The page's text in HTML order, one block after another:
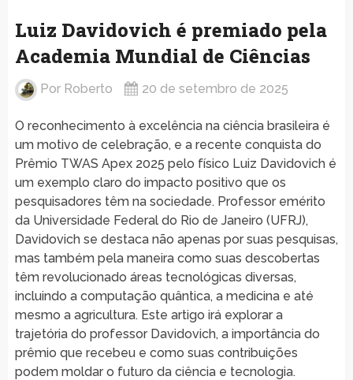
Luiz Davidovich é premiado pela
Academia Mundial de Ciências
Por Roberto 20 de setembro de 2025
O reconhecimento à excelência na ciência brasileira é
um motivo de celebração, e a recente conquista do
Prêmio TWAS Apex 2025 pelo físico Luiz Davidovich é
um exemplo claro do impacto positivo que os
pesquisadores têm na sociedade. Professor emérito
da Universidade Federal do Rio de Janeiro (UFRJ),
Davidovich se destaca não apenas por suas pesquisas,
mas também pela maneira como suas descobertas
têm revolucionado áreas tecnológicas diversas,
incluindo a computação quântica, a medicina e até
mesmo a agricultura. Este artigo irá explorar a
trajetória do professor Davidovich, a importância do
prêmio que recebeu e como suas contribuições
podem moldar o futuro da ciência e tecnologia.